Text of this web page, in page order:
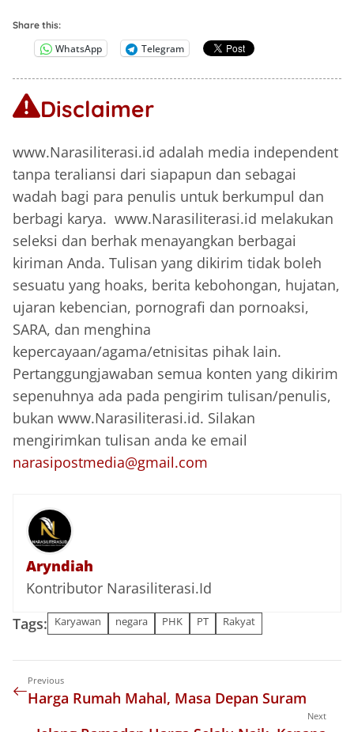
Share this:
WhatsApp Telegram
Disclaimer
www.Narasiliterasi.id adalah media independent
tanpa teraliansi dari siapapun dan sebagai
wadah bagi para penulis untuk berkumpul dan
berbagi karya. www.Narasiliterasi.id melakukan
seleksi dan berhak menayangkan berbagai
kiriman Anda. Tulisan yang dikirim tidak boleh
sesuatu yang hoaks, berita kebohongan, hujatan,
ujaran kebencian, pornografi dan pornoaksi,
SARA, dan menghina
kepercayaan/agama/etnisitas pihak lain.
Pertanggungjawaban semua konten yang dikirim
sepenuhnya ada pada pengirim tulisan/penulis,
bukan www.Narasiliterasi.id. Silakan
mengirimkan tulisan anda ke email
narasipostmedia@gmail.com
Aryndiah
Kontributor Narasiliterasi.Id
Tags:
Karyawan negara PHK PT Rakyat
Previous
Harga Rumah Mahal, Masa Depan Suram
Next